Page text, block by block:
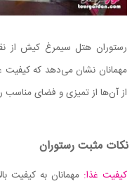
رستوران هتل سیمرغ کیش از
مهمانان نشان می‌دهد که
از آن‌ها از تمیزی و فضای مناسب
نکات مثبت رستوران
کیفیت غذا: مهمانان به کیفیت